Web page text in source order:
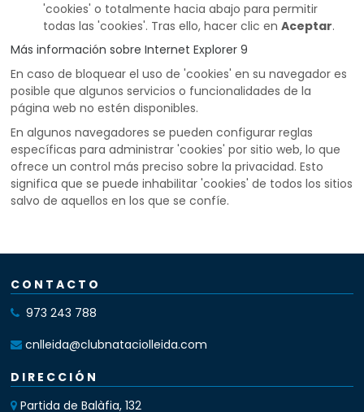
'cookies' o totalmente hacia abajo para permitir
todas las 'cookies'. Tras ello, hacer clic enAceptar.
Más información sobre Internet Explorer 9
En caso de bloquear el uso de 'cookies' en su navegador es
posible que algunos servicios o funcionalidades de la
página web no estén disponibles.
En algunos navegadores se pueden configurar reglas
específicas para administrar 'cookies' por sitio web, lo que
ofrece un control más preciso sobre la privacidad. Esto
significa que se puede inhabilitar 'cookies' de todos los sitios
salvo de aquellos en los que se confíe.
CONTACTO
973 243 788
cnlleida@clubnataciolleida.com
DIRECCIÓN
Partida de Balàfia, 132